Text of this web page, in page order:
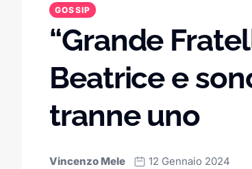
GOSSIP
“Grande
Beatrice e
tranne uno
Vincenzo Mele 12 Gennaio 2024